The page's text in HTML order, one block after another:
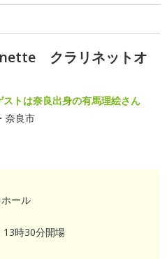
クラリネットオ
ストは奈良出身の有馬理絵さん
奈良市
ール
13時30分開場